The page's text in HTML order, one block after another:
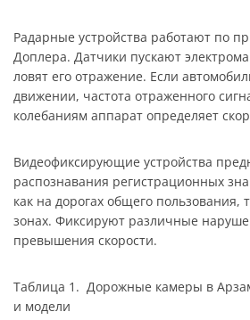
Радарные устройства работают по
Доплера. Датчики пускают
ловят его отражение. Если
движении, частота отраженного
колебаниям аппарат определяет
Видеофиксирующие устройства
распознавания регистрационных
как на дорогах общего пользования,
зонах. Фиксируют различные
превышения скорости.
Таблица 1. Дорожные камеры в
и модели